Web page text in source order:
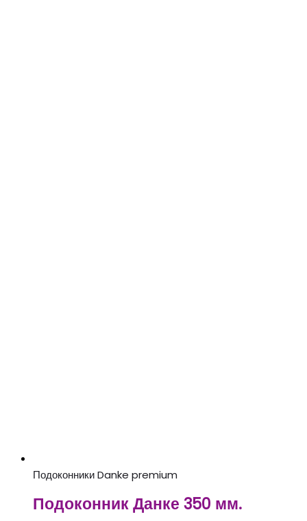
Подоконники Danke premium
Подоконник Данке 350 мм.